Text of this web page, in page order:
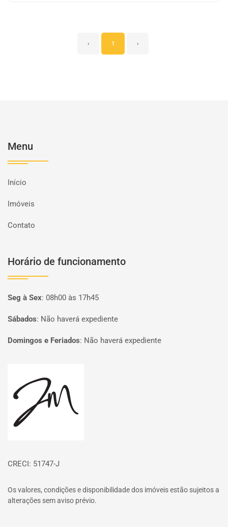
‹ 1 ›
Menu
Início
Imóveis
Contato
Horário de funcionamento
Seg à Sex: 08h00 às 17h45
Sábados: Não haverá expediente
Domingos e Feriados: Não haverá expediente
CRECI: 51747-J
Os valores, condições e disponibilidade dos imóveis estão sujeitos a
alterações sem aviso prévio.